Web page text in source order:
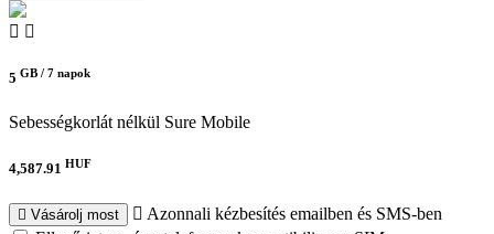
5 GB / 7 napok
Sebességkorlát nélkül Sure Mobile
4,587.91 HUF
Vásárolj most
Azonnali kézbesítés emailben és SMS-ben